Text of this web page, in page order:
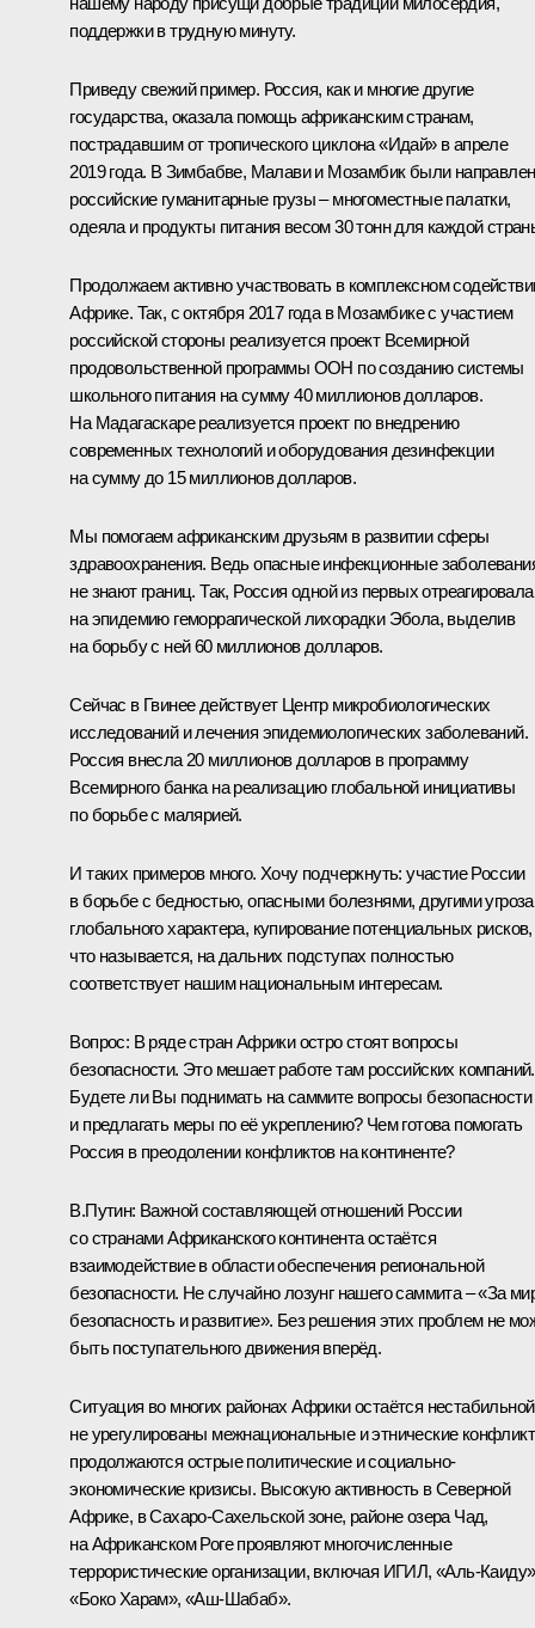
поддержки в трудную минуту.
Приведу свежий пример. Россия, как и многие другие
государства, оказала помощь африканским странам,
пострадавшим от тропического циклона «Идай» в апреле
2019 года. В Зимбабве, Малави и Мозамбик были
российские гуманитарные грузы – многоместные палатки,
одеяла и продукты питания весом 30 тонн для каждой
Продолжаем активно участвовать в комплексном
Африке. Так, с октября 2017 года в Мозамбике с участием
российской стороны реализуется проект Всемирной
продовольственной программы ООН по созданию системы
школьного питания на сумму 40 миллионов долларов.
На Мадагаскаре реализуется проект по внедрению
современных технологий и оборудования дезинфекции
на сумму до 15 миллионов долларов.
Мы помогаем африканским друзьям в развитии сферы
здравоохранения. Ведь опасные инфекционные
не знают границ. Так, Россия одной из первых отреагировала
на эпидемию геморрагической лихорадки Эбола, выделив
на борьбу с ней 60 миллионов долларов.
Сейчас в Гвинее действует Центр микробиологических
исследований и лечения эпидемиологических заболеваний.
Россия внесла 20 миллионов долларов в программу
Всемирного банка на реализацию глобальной инициативы
по борьбе с малярией.
И таких примеров много. Хочу подчеркнуть: участие России
в борьбе с бедностью, опасными болезнями, другими
глобального характера, купирование потенциальных рисков,
что называется, на дальних подступах полностью
соответствует нашим национальным интересам.
Вопрос: В ряде стран Африки остро стоят вопросы
безопасности. Это мешает работе там российских компаний.
Будете ли Вы поднимать на саммите вопросы безопасности
и предлагать меры по её укреплению? Чем готова помогать
Россия в преодолении конфликтов на континенте?
В.Путин: Важной составляющей отношений России
со странами Африканского континента остаётся
взаимодействие в области обеспечения региональной
безопасности. Не случайно лозунг нашего саммита – «За
безопасность и развитие». Без решения этих проблем не
быть поступательного движения вперёд.
Ситуация во многих районах Африки остаётся
не урегулированы межнациональные и этнические
продолжаются острые политические и социально-
экономические кризисы. Высокую активность в Северной
Африке, в Сахаро-Сахельской зоне, районе озера Чад,
на Африканском Роге проявляют многочисленные
террористические организации, включая ИГИЛ, «Аль-
«Боко Харам», «Аш-Шабаб».